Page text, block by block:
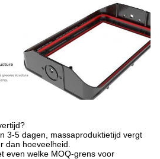
3-5 dagen, massaproduktietijd vergt
dan hoeveelheid.
even welke MOQ-grens voor